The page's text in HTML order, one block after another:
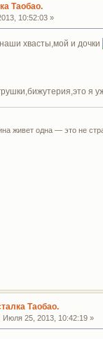
Таобао.
10:52:03 »
хвасты,мой и дочки
я
живет одна — это не
Таобао.
Июля 25, 2013, 10:42:19 »